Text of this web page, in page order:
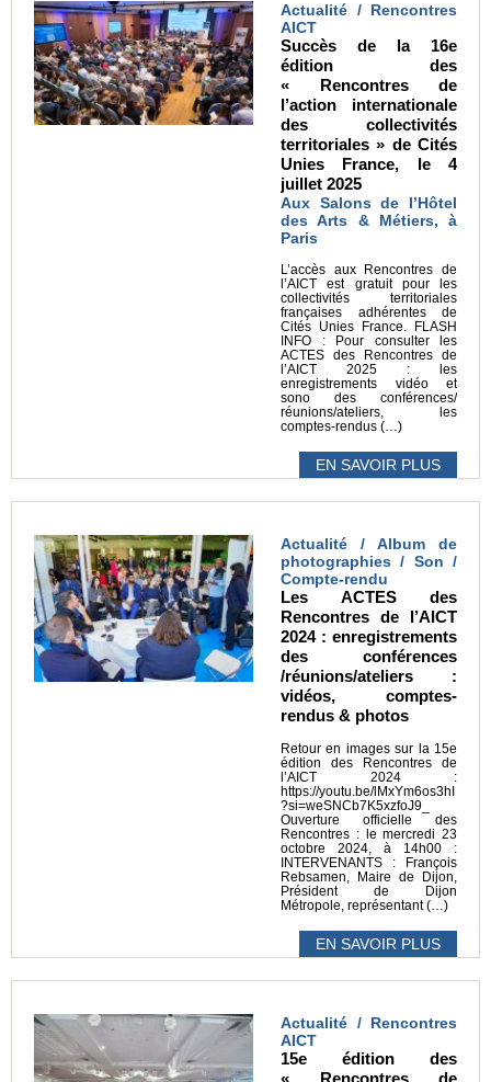
Actualité / Rencontres
AICT
Succès de la 16e
édition des
« Rencontres de
l’action internationale
des collectivités
territoriales » de Cités
Unies France, le 4
juillet 2025
Aux Salons de l’Hôtel
des Arts & Métiers, à
Paris
L’accès aux Rencontres de
l’AICT est gratuit pour les
collectivités territoriales
françaises adhérentes de
Cités Unies France. FLASH
INFO : Pour consulter les
ACTES des Rencontres de
l’AICT 2025 : les
enregistrements vidéo et
sono des conférences/
réunions/ateliers, les
comptes-rendus (…)
EN SAVOIR PLUS
Actualité / Album de
photographies / Son /
Compte-rendu
Les ACTES des
Rencontres de l’AICT
2024 : enregistrements
des conférences
/réunions/ateliers :
vidéos, comptes-
rendus & photos
Retour en images sur la 15e
édition des Rencontres de
l’AICT 2024 :
https://youtu.be/lMxYm6os3hI
?si=weSNCb7K5xzfoJ9_
Ouverture officielle des
Rencontres : le mercredi 23
octobre 2024, à 14h00 :
INTERVENANTS : François
Rebsamen, Maire de Dijon,
Président de Dijon
Métropole, représentant (…)
EN SAVOIR PLUS
Actualité / Rencontres
AICT
15e édition des